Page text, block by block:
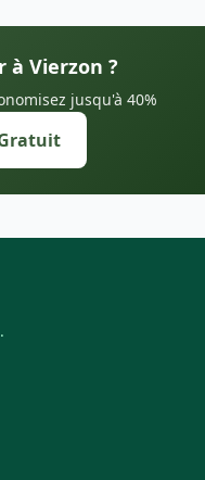
à Vierzon ?
jusqu'à 40%